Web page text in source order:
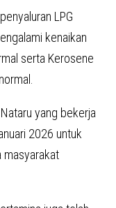
LPG
kenaikan
serta Kerosene
yang bekerja
2026 untuk
masyarakat